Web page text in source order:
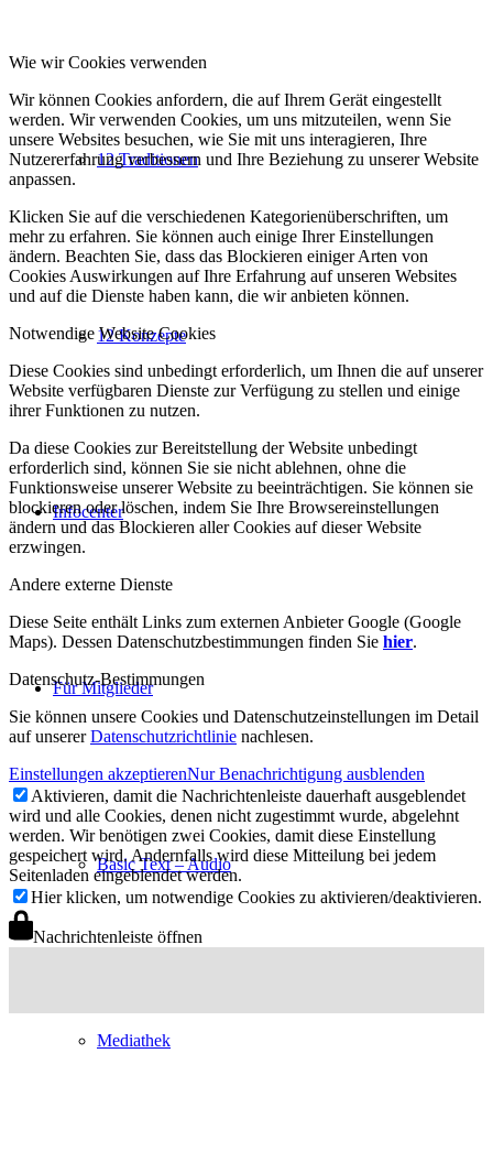
12 Traditionen
12 Konzepte
Infocenter
Für Mitglieder
Basic Text – Audio
Mediathek
Wie wir Cookies verwenden
Wir können Cookies anfordern, die auf Ihrem Gerät eingestellt
werden. Wir verwenden Cookies, um uns mitzuteilen, wenn Sie
unsere Websites besuchen, wie Sie mit uns interagieren, Ihre
Nutzererfahrung verbessern und Ihre Beziehung zu unserer Website
anpassen.
Klicken Sie auf die verschiedenen Kategorienüberschriften, um
mehr zu erfahren. Sie können auch einige Ihrer Einstellungen
ändern. Beachten Sie, dass das Blockieren einiger Arten von
Cookies Auswirkungen auf Ihre Erfahrung auf unseren Websites
und auf die Dienste haben kann, die wir anbieten können.
Notwendige Website Cookies
Diese Cookies sind unbedingt erforderlich, um Ihnen die auf unserer
Website verfügbaren Dienste zur Verfügung zu stellen und einige
ihrer Funktionen zu nutzen.
Da diese Cookies zur Bereitstellung der Website unbedingt
erforderlich sind, können Sie sie nicht ablehnen, ohne die
Funktionsweise unserer Website zu beeinträchtigen. Sie können sie
blockieren oder löschen, indem Sie Ihre Browsereinstellungen
ändern und das Blockieren aller Cookies auf dieser Website
erzwingen.
Andere externe Dienste
Diese Seite enthält Links zum externen Anbieter Google (Google
Maps). Dessen Datenschutzbestimmungen finden Sie hier.
Datenschutz-Bestimmungen
Sie können unsere Cookies und Datenschutzeinstellungen im Detail
auf unsererDatenschutzrichtlinie nachlesen.
Einstellungen akzeptierenNur Benachrichtigung ausblenden
Aktivieren, damit die Nachrichtenleiste dauerhaft ausgeblendet
wird und alle Cookies, denen nicht zugestimmt wurde, abgelehnt
werden. Wir benötigen zwei Cookies, damit diese Einstellung
gespeichert wird. Andernfalls wird diese Mitteilung bei jedem
Seitenladen eingeblendet werden.
Hier klicken, um notwendige Cookies zu aktivieren/deaktivieren.
Nachrichtenleiste öffnen